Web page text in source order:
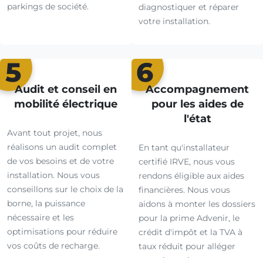
parkings de société.
diagnostiquer et réparer
votre installation.
5
Audit et conseil en
mobilité électrique
Avant tout projet, nous
réalisons un audit complet
de vos besoins et de votre
installation. Nous vous
conseillons sur le choix de la
borne, la puissance
nécessaire et les
optimisations pour réduire
vos coûts de recharge.
6
Accompagnement
pour les aides de
l'état
En tant qu'installateur
certifié IRVE, nous vous
rendons éligible aux aides
financières. Nous vous
aidons à monter les dossiers
pour la prime Advenir, le
crédit d'impôt et la TVA à
taux réduit pour alléger